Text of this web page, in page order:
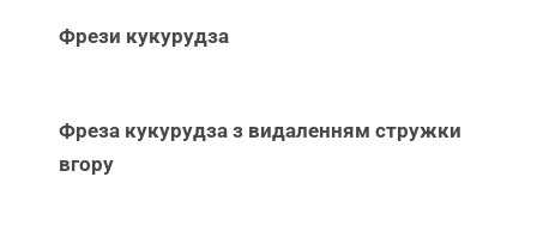
Фрези кукурудза
Фреза кукурудза з видаленням стружки
вгору